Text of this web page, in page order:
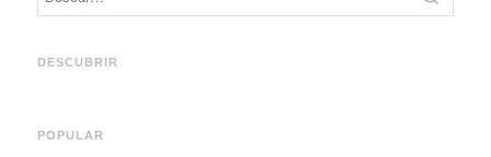
DESCUBRIR
Mehr Verkäufe durch gezieltes
POPULAR